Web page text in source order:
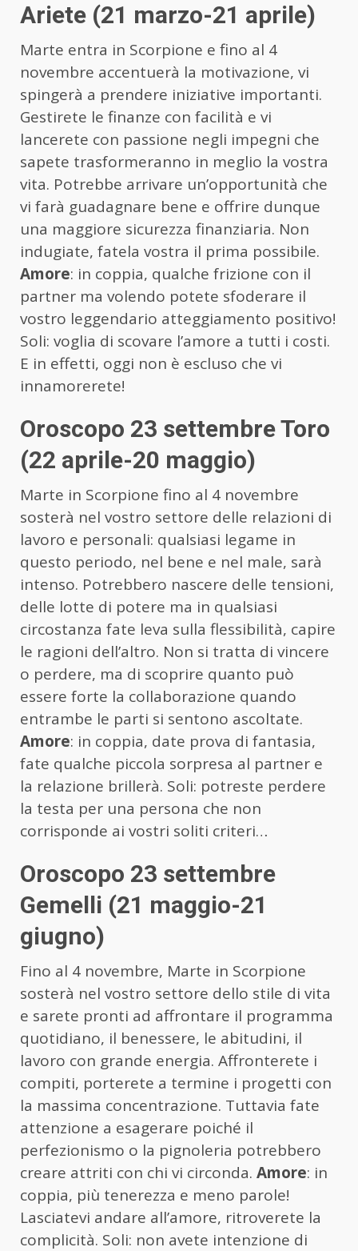
Ariete (21 marzo-21 aprile)
Marte entra in Scorpione e fino al 4
novembre accentuerà la motivazione, vi
spingerà a prendere iniziative importanti.
Gestirete le finanze con facilità e vi
lancerete con passione negli impegni che
sapete trasformeranno in meglio la vostra
vita. Potrebbe arrivare un’opportunità che
vi farà guadagnare bene e offrire dunque
una maggiore sicurezza finanziaria. Non
indugiate, fatela vostra il prima possibile.
Amore: in coppia, qualche frizione con il
partner ma volendo potete sfoderare il
vostro leggendario atteggiamento positivo!
Soli: voglia di scovare l’amore a tutti i costi.
E in effetti, oggi non è escluso che vi
innamorerete!
Oroscopo 23 settembre Toro
(22 aprile-20 maggio)
Marte in Scorpione fino al 4 novembre
sosterà nel vostro settore delle relazioni di
lavoro e personali: qualsiasi legame in
questo periodo, nel bene e nel male, sarà
intenso. Potrebbero nascere delle tensioni,
delle lotte di potere ma in qualsiasi
circostanza fate leva sulla flessibilità, capire
le ragioni dell’altro. Non si tratta di vincere
o perdere, ma di scoprire quanto può
essere forte la collaborazione quando
entrambe le parti si sentono ascoltate.
Amore: in coppia, date prova di fantasia,
fate qualche piccola sorpresa al partner e
la relazione brillerà. Soli: potreste perdere
la testa per una persona che non
corrisponde ai vostri soliti criteri…
Oroscopo 23 settembre
Gemelli (21 maggio-21
giugno)
Fino al 4 novembre, Marte in Scorpione
sosterà nel vostro settore dello stile di vita
e sarete pronti ad affrontare il programma
quotidiano, il benessere, le abitudini, il
lavoro con grande energia. Affronterete i
compiti, porterete a termine i progetti con
la massima concentrazione. Tuttavia fate
attenzione a esagerare poiché il
perfezionismo o la pignoleria potrebbero
creare attriti con chi vi circonda. Amore: in
coppia, più tenerezza e meno parole!
Lasciatevi andare all’amore, ritroverete la
complicità. Soli: non avete intenzione di